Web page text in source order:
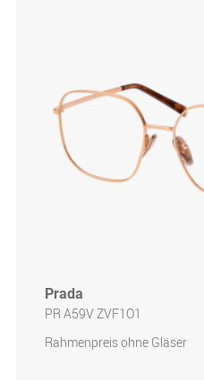
Prada
PR A59V ZVF1O1
Rahmenpreis ohne Gläser